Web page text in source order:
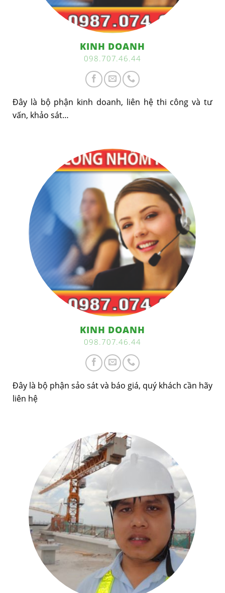
KINH DOANH
098.707.46.44
Đây là bộ phận kinh doanh, liên hệ thi công và tư
vấn, khảo sát…
KINH DOANH
098.707.46.44
Đây là bộ phận sảo sát và báo giá, quý khách cần hãy
liên hệ